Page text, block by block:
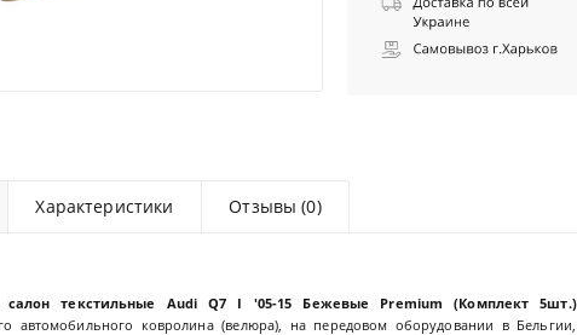
Характеристики Отзывы (0)
текстильные Audi Q7 I '05-15 Бежевые Premium (Комплект 5шт.)
автомобильного ковролина (велюра), на передовом оборудовании в